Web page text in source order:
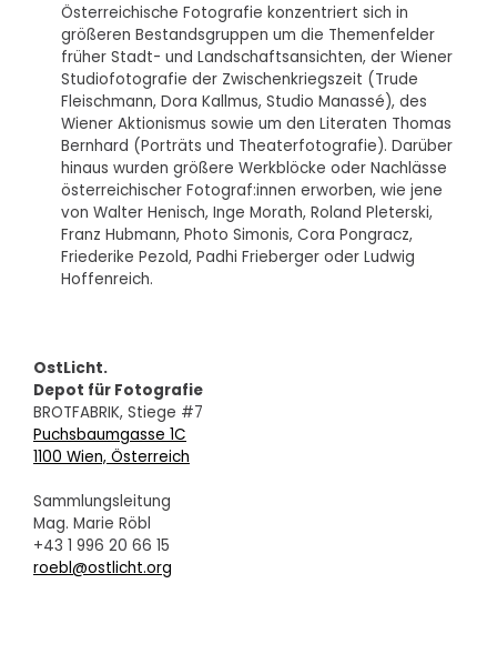
Österreichische Fotografie konzentriert sich in
größeren Bestandsgruppen um die Themenfelder
früher Stadt- und Landschaftsansichten, der Wiener
Studiofotografie der Zwischenkriegszeit (Trude
Fleischmann, Dora Kallmus, Studio Manassé), des
Wiener Aktionismus sowie um den Literaten Thomas
Bernhard (Porträts und Theaterfotografie). Darüber
hinaus wurden größere Werkblöcke oder Nachlässe
österreichischer Fotograf:innen erworben, wie jene
von Walter Henisch, Inge Morath, Roland Pleterski,
Franz Hubmann, Photo Simonis, Cora Pongracz,
Friederike Pezold, Padhi Frieberger oder Ludwig
Hoffenreich.
OstLicht.
Depot für Fotografie
BROTFABRIK, Stiege #7
Puchsbaumgasse 1C
1100 Wien, Österreich
Sammlungsleitung
Mag. Marie Röbl
+43 1 996 20 66 15
roebl@ostlicht.org